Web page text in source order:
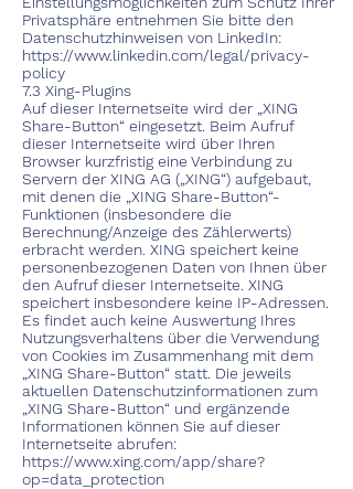
Privatsphäre entnehmen Sie bitte den
Datenschutzhinweisen von LinkedIn:
https://www.linkedin.com/legal/privacy-
policy
7.3 Xing-Plugins
Auf dieser Internetseite wird der „XING
Share-Button“ eingesetzt. Beim Aufruf
dieser Internetseite wird über Ihren
Browser kurzfristig eine Verbindung zu
Servern der XING AG („XING“) aufgebaut,
mit denen die „XING Share-Button“-
Funktionen (insbesondere die
Berechnung/Anzeige des Zählerwerts)
erbracht werden. XING speichert keine
personenbezogenen Daten von Ihnen über
den Aufruf dieser Internetseite. XING
speichert insbesondere keine IP-Adressen.
Es findet auch keine Auswertung Ihres
Nutzungsverhaltens über die Verwendung
von Cookies im Zusammenhang mit dem
„XING Share-Button“ statt. Die jeweils
aktuellen Datenschutzinformationen zum
„XING Share-Button“ und ergänzende
Informationen können Sie auf dieser
Internetseite abrufen:
https://www.xing.com/app/share?
op=data_protection